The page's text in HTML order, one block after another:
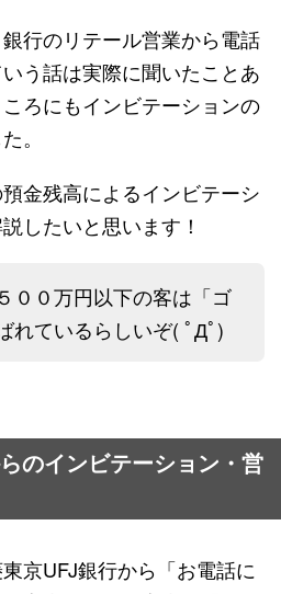
行のリテール営業から電話
う話は実際に聞いたことあ
ろにもインビテーションの
。
金残高によるインビテーシ
したいと思います！
００万円以下の客は「ゴ
れているらしいぞ( ﾟДﾟ)
のインビテーション・営
京UFJ銀行から「お電話に